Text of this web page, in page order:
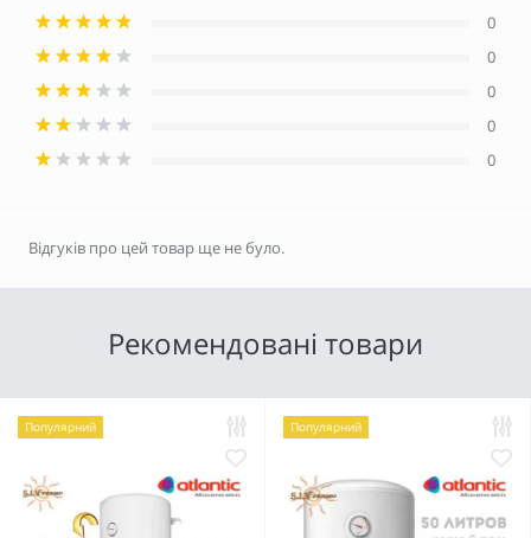
0
0
0
0
0
Відгуків про цей товар ще не було.
Рекомендовані товари
Популярний Популярний